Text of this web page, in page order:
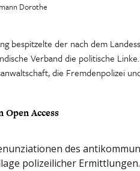
Dorothe
bespitzelte der nach dem
Verband die politische
die Fremdenpolizei
Open Access
des
polizeilicher